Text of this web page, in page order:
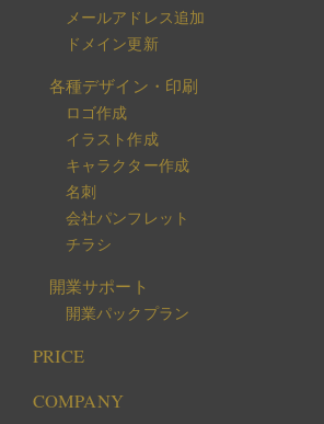
メールアドレス追加
ドメイン更新
各種デザイン・印刷
ロゴ作成
イラスト作成
キャラクター作成
名刺
会社パンフレット
チラシ
開業サポート
開業パックプラン
PRICE
COMPANY